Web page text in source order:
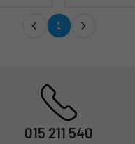
1
015 211 540